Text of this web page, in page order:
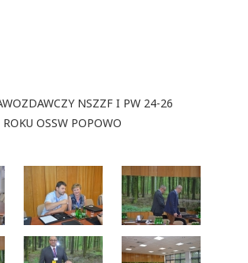
NSZZF I PW 24-26
OSSW POPOWO